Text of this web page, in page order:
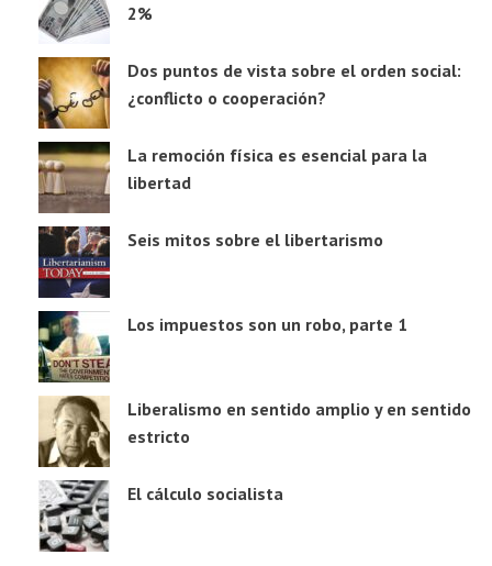
2%
Dos puntos de vista sobre el orden social:
¿conflicto o cooperación?
La remoción física es esencial para la
libertad
Seis mitos sobre el libertarismo
Los impuestos son un robo, parte 1
Liberalismo en sentido amplio y en sentido
estricto
El cálculo socialista